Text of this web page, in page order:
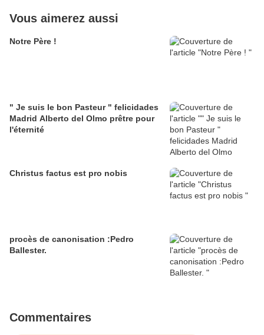
Vous aimerez aussi
Notre Père !
" Je suis le bon Pasteur " felicidades
Madrid Alberto del Olmo prêtre pour
l'éternité
Christus factus est pro nobis
procès de canonisation :Pedro
Ballester.
Commentaires